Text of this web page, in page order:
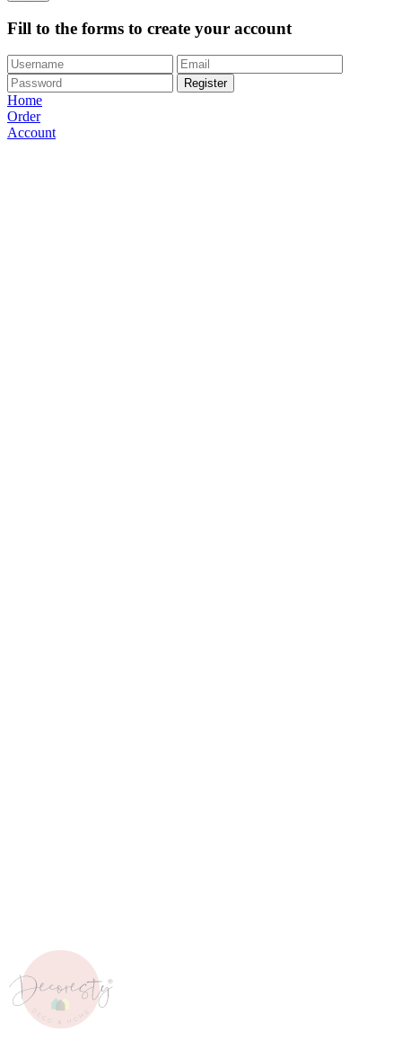
Fill to the forms to create your account
Register
Home
Order
Account